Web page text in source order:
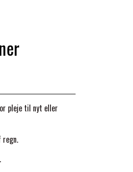
pleje til nyt eller
regn.